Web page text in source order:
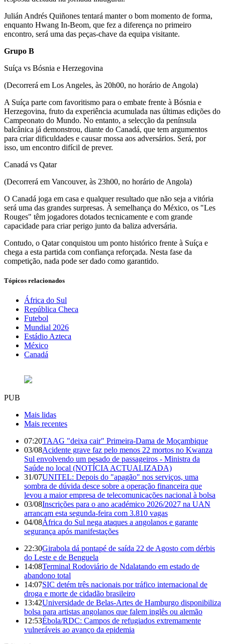
Julián Andrés Quiñones tentará manter o bom momento de forma,
enquanto Hwang In-Beom, que fez a diferença no primeiro
encontro, será uma das peças-chave da equipa visitante.
Grupo B
Suíça vs Bósnia e Herzegovina
(Decorrerá em Los Angeles, às 20h00, no horário de Angola)
A Suíça parte com favoritismo para o embate frente à Bósnia e
Herzegovina, fruto da experiência acumulada nas últimas edições do
Campeonato do Mundo. No entanto, a selecção da península
balcânica já demonstrou, diante do Canadá, que tem argumentos
para criar dificuldades e causar mossa aos adversários. Será, por
isso, um encontro difícil de prever.
Canadá vs Qatar
(Decorrerá em Vancouver, às 23h00, no horário de Angola)
O Canadá joga em casa e qualquer resultado que não seja a vitória
será uma das grandes surpresas. À semelhança do México, os "Les
Rouges" têm jogadores dotados tecnicamente e com grande
capacidade para criar perigo junto da baliza adversária.
Contudo, o Qatar conquistou um ponto histórico frente à Suíça e
chega a esta partida com confiança reforçada. Nesta fase da
competição, nada pode ser dado como garantido.
Tópicos relacionados
África do Sul
República Checa
Futebol
Mundial 2026
Estádio Azteca
México
Canadá
PUB
Mais lidas
Mais recentes
07:20TAAG "deixa cair" Primeira-Dama de Moçambique
03/08Acidente grave faz pelo menos 22 mortos no Kwanza
Sul envolvendo um pesado de passageiros - Ministra da
Saúde no local (NOTÍCIA ACTUALIZADA)
31/07UNITEL: Depois do "apagão" nos serviços, uma
sombra de dúvida desce sobre a operação financeira que
levou a maior empresa de telecomunicações nacional à bolsa
03/08Inscrições para o ano académico 2026/2027 na UAN
arrancam esta segunda-feira com 3.810 vagas
04/08África do Sul nega ataques a angolanos e garante
segurança após manifestações
22:30Girabola dá pontapé de saída 22 de Agosto com dérbis
do Leste e de Benguela
14:08Terminal Rodoviário de Ndalatando em estado de
abandono total
14:07SIC detém três nacionais por tráfico internacional de
droga e morte de cidadão brasileiro
13:42Universidade de Belas-Artes de Hamburgo disponibiliza
bolsa para artistas angolanos que falem inglês ou alemão
12:53Ébola/RDC: Campos de refugiados extremamente
vulneráveis ao avanço da epidemia